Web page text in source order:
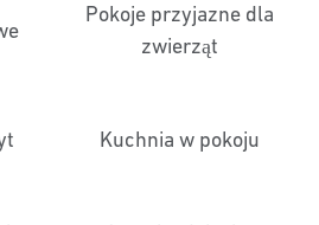
Pokoje przyjazne dla
zwierząt
Kuchnia w pokoju